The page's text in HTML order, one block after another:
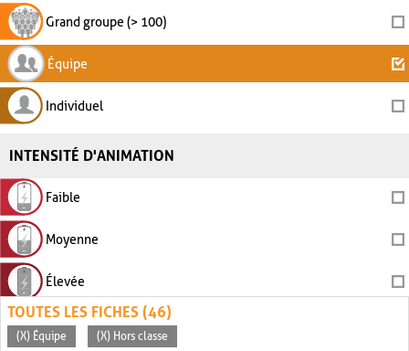
Grand groupe (> 100)
Équipe
Individuel
INTENSITÉ D'ANIMATION
Faible
Moyenne
Élevée
TOUTES LES FICHES (46)
(X) Équipe (X) Hors classe